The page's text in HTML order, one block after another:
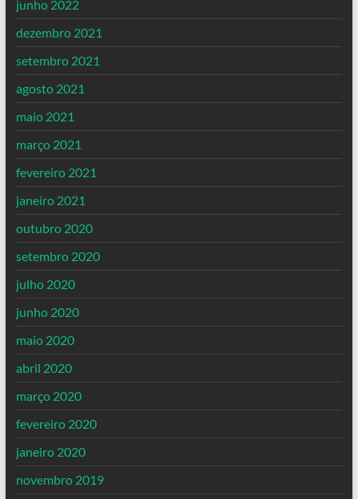
junho 2022
dezembro 2021
setembro 2021
agosto 2021
maio 2021
março 2021
fevereiro 2021
janeiro 2021
outubro 2020
setembro 2020
julho 2020
junho 2020
maio 2020
abril 2020
março 2020
fevereiro 2020
janeiro 2020
novembro 2019